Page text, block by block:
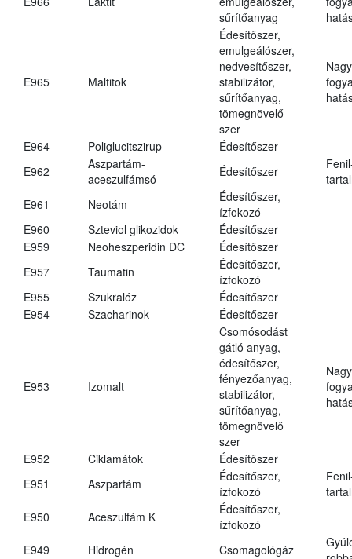
sűrítőanyag
E965 Maltitok
Édesítőszer,
emulgeálószer,
nedvesítőszer,
stabilizátor,
sűrítőanyag,
tömegnövelő
szer
E964 Poliglucitszirup
Édesítőszer
E962
Aszpartám-
aceszulfámsó
Édesítőszer
E961
Neotám
Édesítőszer,
ízfokozó
E960
Szteviol glikozidok
Édesítőszer
E959
Neoheszperidin DC
Édesítőszer
E957
Taumatin
Édesítőszer,
ízfokozó
E955
Szukralóz
Édesítőszer
E954
Szacharinok Édesítőszer
E953 Izomalt
Csomósodást
gátló anyag,
édesítőszer,
fényezőanyag,
stabilizátor,
sűrítőanyag,
tömegnövelő
szer
E952 Ciklamátok
Édesítőszer
E951
Aszpartám
Édesítőszer,
ízfokozó
E950
Aceszulfám K
Édesítőszer,
ízfokozó
E949
Hidrogén Csomagológáz